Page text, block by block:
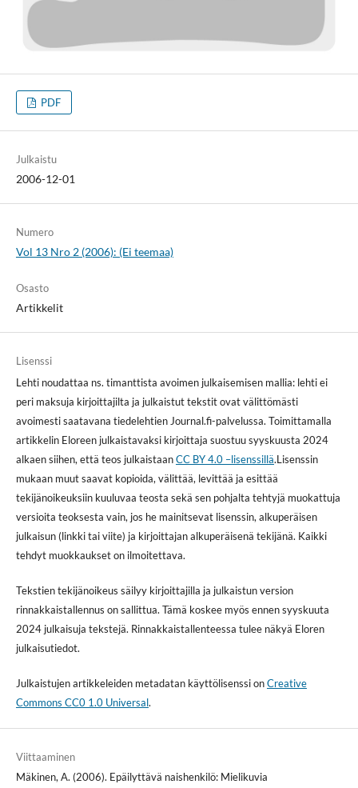
PDF
Julkaistu
2006-12-01
Numero
Vol 13 Nro 2 (2006): (Ei teemaa)
Osasto
Artikkelit
Lisenssi
Lehti noudattaa ns. timanttista avoimen julkaisemisen mallia: lehti ei
peri maksuja kirjoittajilta ja julkaistut tekstit ovat välittömästi
avoimesti saatavana tiedelehtien Journal.fi-palvelussa. Toimittamalla
artikkelin Eloreen julkaistavaksi kirjoittaja suostuu syyskuusta 2024
alkaen siihen, että teos julkaistaanCC BY 4.0 –lisenssillä.Lisenssin
mukaan muut saavat kopioida, välittää, levittää ja esittää
tekijänoikeuksiin kuuluvaa teosta sekä sen pohjalta tehtyjä muokattuja
versioita teoksesta vain, jos he mainitsevat lisenssin, alkuperäisen
julkaisun (linkki tai viite) ja kirjoittajan alkuperäisenä tekijänä. Kaikki
tehdyt muokkaukset on ilmoitettava.
Tekstien tekijänoikeus säilyy kirjoittajilla ja julkaistun version
rinnakkaistallennus on sallittua. Tämä koskee myös ennen syyskuuta
2024 julkaisuja tekstejä. Rinnakkaistallenteessa tulee näkyä Eloren
julkaisutiedot.
Julkaistujen artikkeleiden metadatan käyttölisenssi onCreative
Commons CC0 1.0 Universal.
Viittaaminen
Mäkinen, A. (2006). Epäilyttävä naishenkilö: Mielikuvia